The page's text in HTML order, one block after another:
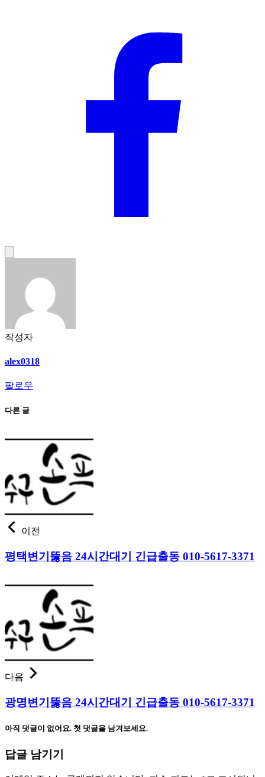
작성자
alex0318
팔로우
다른 글
이전
평택변기뚫음 24시간대기 긴급출동 010-5617-3371
다음
광명변기뚫음 24시간대기 긴급출동 010-5617-3371
아직 댓글이 없어요. 첫 댓글을 남겨보세요.
답글 남기기